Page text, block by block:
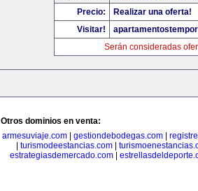
Precio:
Realizar una oferta!
Visitar!
Serán consideradas
Otros dominios en venta:
armesuviaje.com| gestiondebodegas.com|
turismodeestancias.com
estrategiasdemercado.com|